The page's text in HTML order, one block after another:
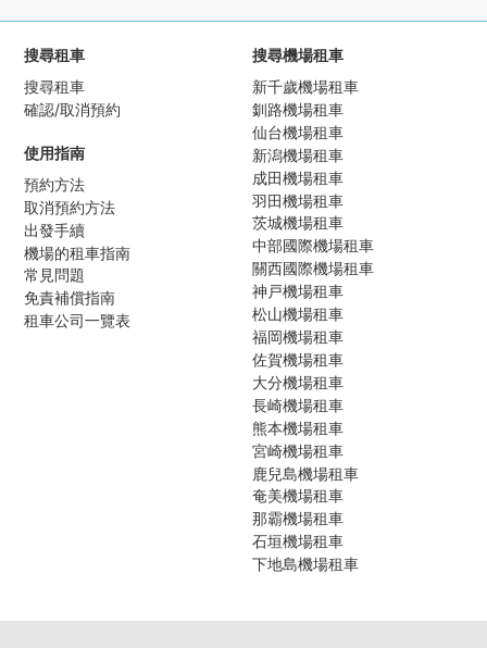
搜尋租車
搜尋租車
確認/取消預約
使用指南
預約方法
取消預約方法
出發手續
機場的租車指南
常見問題
免責補償指南
租車公司一覽表
搜尋機場租車
新千歲機場租車
釧路機場租車
仙台機場租車
新潟機場租車
成田機場租車
羽田機場租車
茨城機場租車
中部國際機場租車
關西國際機場租車
神戸機場租車
松山機場租車
福岡機場租車
佐賀機場租車
大分機場租車
長崎機場租車
熊本機場租車
宮崎機場租車
鹿兒島機場租車
奄美機場租車
那霸機場租車
石垣機場租車
下地島機場租車